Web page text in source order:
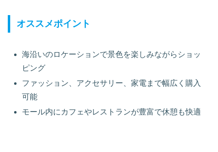
オススメポイント
海沿いのロケーションで景色を楽しみながらショッ
ピング
ファッション、アクセサリー、家電まで幅広く購入
可能
モール内にカフェやレストランが豊富で休憩も快適